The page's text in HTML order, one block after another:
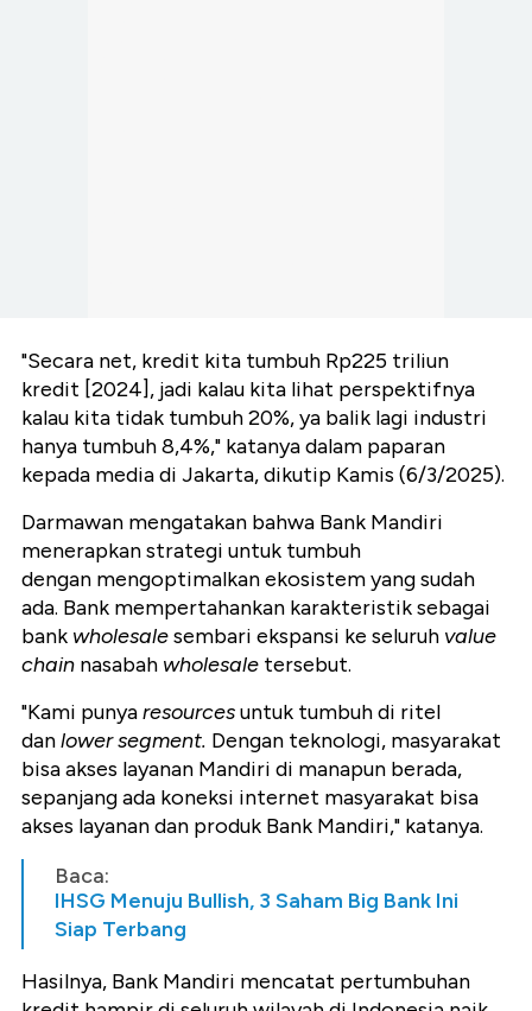
"Secara net, kredit kita tumbuh Rp225 triliun
kredit [2024], jadi kalau kita lihat perspektifnya
kalau kita tidak tumbuh 20%, ya balik lagi industri
hanya tumbuh 8,4%," katanya dalam paparan
kepada media di Jakarta, dikutip Kamis (6/3/2025).
Darmawan mengatakan bahwa Bank Mandiri
menerapkan strategi untuk tumbuh
dengan mengoptimalkan ekosistem yang sudah
ada. Bank mempertahankan karakteristik sebagai
bank wholesalesembari ekspansi ke seluruh value
chain nasabah wholesale tersebut.
"Kami punyaresourcesuntuk tumbuh di ritel
danlower segment. Dengan teknologi, masyarakat
bisa akses layanan Mandiri di manapun berada,
sepanjang ada koneksi internet masyarakat bisa
akses layanan dan produk Bank Mandiri," katanya.
Baca:
IHSG Menuju Bullish, 3 Saham Big Bank Ini
Siap Terbang
Hasilnya, Bank Mandiri mencatat pertumbuhan